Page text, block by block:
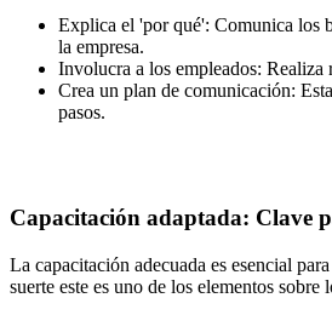
Explica el 'por qué': Comunica los
la empresa.
Involucra a los empleados: Realiza
Crea un plan de comunicación:
pasos.
Capacitación adaptada: Clave
La capacitación adecuada es esencial
suerte este es uno de los elementos sobre